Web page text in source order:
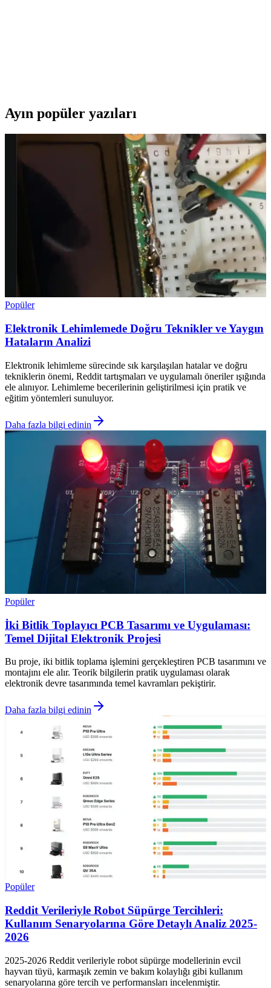
Ayın popüler yazıları
Popüler
Elektronik Lehimlemede Doğru Teknikler ve Yaygın
Hataların Analizi
Elektronik lehimleme sürecinde sık karşılaşılan hatalar ve doğru
tekniklerin önemi, Reddit tartışmaları ve uygulamalı öneriler ışığında
ele alınıyor. Lehimleme becerilerinin geliştirilmesi için pratik ve
eğitim yöntemleri sunuluyor.
Daha fazla bilgi edinin
Popüler
İki Bitlik Toplayıcı PCB Tasarımı ve Uygulaması:
Temel Dijital Elektronik Projesi
Bu proje, iki bitlik toplama işlemini gerçekleştiren PCB tasarımını ve
montajını ele alır. Teorik bilgilerin pratik uygulaması olarak
elektronik devre tasarımında temel kavramları pekiştirir.
Daha fazla bilgi edinin
Popüler
Reddit Verileriyle Robot Süpürge Tercihleri:
Kullanım Senaryolarına Göre Detaylı Analiz 2025-
2026
2025-2026 Reddit verileriyle robot süpürge modellerinin evcil
hayvan tüyü, karmaşık zemin ve bakım kolaylığı gibi kullanım
senaryolarına göre tercih ve performansları incelenmiştir.